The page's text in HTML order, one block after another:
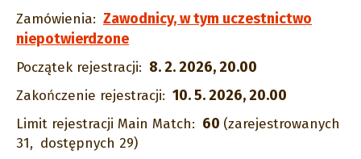
Zamówienia: Zawodnicy, w tym uczestnictwo
niepotwierdzone
Początek rejestracji: 8. 2. 2026, 20.00
Zakończenie rejestracji: 10. 5. 2026, 20.00
Limit rejestracji Main Match: 60 (zarejestrowanych
31, dostępnych 29)